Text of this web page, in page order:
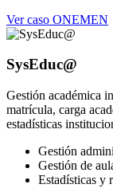
Ver caso ONEMEN
SysEduc@
Gestión académica
matrícula, carga
estadísticas
Gestión
Gestión de
Estadísticas y